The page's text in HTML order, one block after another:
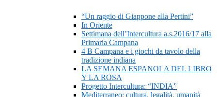
“Un raggio di Giappone alla Pertini”
In Oriente
Settimana dell’Intercultura a.s.2016/17 alla
Primaria Campana
4 B Campana e i giochi da tavolo della
tradizione indiana
LA SEMANA ESPANOLA DEL LIBRO
Y LA ROSA
Progetto Intercultura: “INDIA”
Mediterraneo: cultura, legalità, umanità